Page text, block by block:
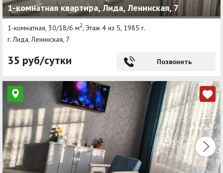
1-комнатная квартира, Лида, Ленинская, 7
1-комнатная, 30/18/6 м2 , Этаж 4 из 5, 1985 г.
г. Лида, Ленинская, 7
35 руб/сутки Позвонить